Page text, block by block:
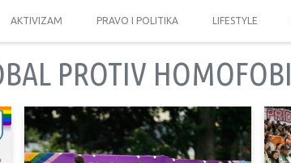
AKTIVIZAM PRAVO I POLITIKA LIFESTYLE
PROTIV